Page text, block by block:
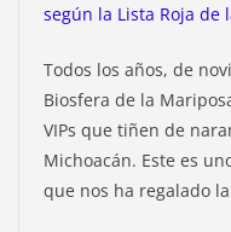
según la Lista Roja de
Todos los años, de
Biosfera de la
VIPs que tiñen de
Michoacán. Este es
que nos ha regalado